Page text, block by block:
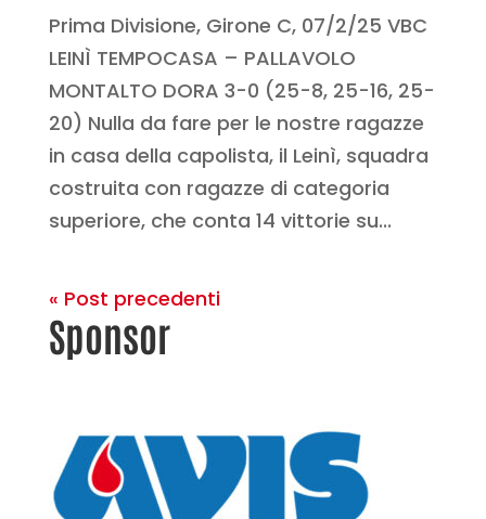
Prima Divisione, Girone C, 07/2/25 VBC
LEINÌ TEMPOCASA – PALLAVOLO
MONTALTO DORA 3-0 (25-8, 25-16, 25-
20) Nulla da fare per le nostre ragazze
in casa della capolista, il Leinì, squadra
costruita con ragazze di categoria
superiore, che conta 14 vittorie su...
« Post precedenti
Sponsor